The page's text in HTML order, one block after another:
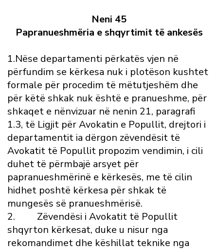
Neni 45
Papranueshmëria e shqyrtimit të ankesës
1.Nëse departamenti përkatës vjen në
përfundim se kërkesa nuk i plotëson kushtet
formale për procedim të mëtutjeshëm dhe
për këtë shkak nuk është e pranueshme, për
shkaqet e nënvizuar në nenin 21, paragrafi
1.3, të Ligjit për Avokatin e Popullit, drejtori i
departamentit ia dërgon zëvendësit të
Avokatit të Popullit propozim vendimin, i cili
duhet të përmbajë arsyet për
papranueshmërinë e kërkesës, me të cilin
hidhet poshtë kërkesa për shkak të
mungesës së pranueshmërisë.
2. Zëvendësi i Avokatit të Popullit
shqyrton kërkesat, duke u nisur nga
rekomandimet dhe këshillat teknike nga